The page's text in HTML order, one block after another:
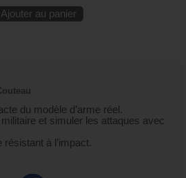
Ajouter au panier
du modèle d’arme réel.
militaire et simuler les attaques avec
résistant à l’impact.